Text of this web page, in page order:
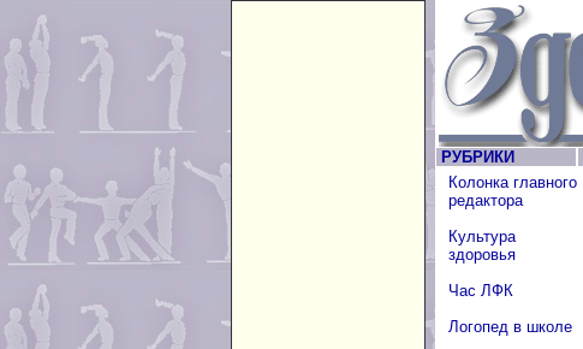
РУБРИКИ
Колонка главного
редактора
Культура
здоровья
Час ЛФК
Логопед в школе